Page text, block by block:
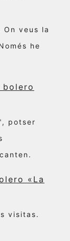
veus la
he
bolero
potser
«La
visitas.